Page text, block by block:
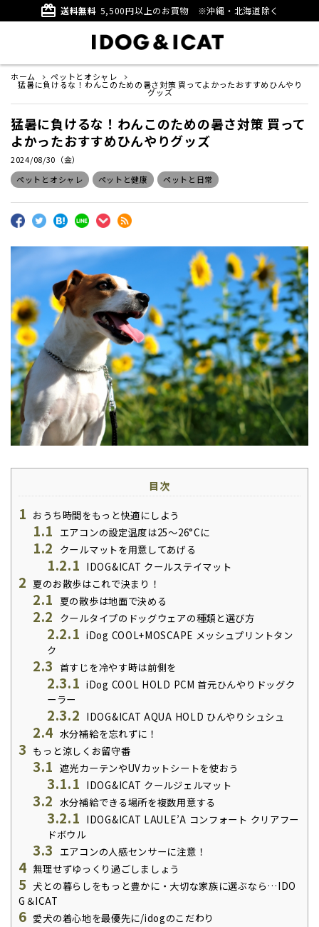
card_giftcard 送料無料 5,500円以上のお買物 ※沖縄・北海道除く
ホーム ペットとオシャレ
猛暑に負けるな！わんこのための暑さ対策 買ってよかったおすすめひんやり
グッズ
猛暑に負けるな！わんこのための暑さ対策 買って
よかったおすすめひんやりグッズ
2024/08/30（金）
ペットとオシャレ
ペットと健康 ペットと日常
目次
1 おうち時間をもっと快適にしよう
1.1 エアコンの設定温度は25〜26°Cに
1.2 クールマットを用意してあげる
1.2.1 IDOG&ICAT クールステイマット
2 夏のお散歩はこれで決まり！
2.1 夏の散歩は地面で決める
2.2 クールタイプのドッグウェアの種類と選び方
2.2.1 iDog COOL+MOSCAPE メッシュプリントタン
ク
2.3 首すじを冷やす時は前側を
2.3.1 iDog COOL HOLD PCM 首元ひんやりドッグク
ーラー
2.3.2 IDOG&ICAT AQUA HOLD ひんやりシュシュ
2.4 水分補給を忘れずに！
3 もっと涼しくお留守番
3.1 遮光カーテンやUVカットシートを使おう
3.1.1 IDOG&ICAT クールジェルマット
3.2 水分補給できる場所を複数用意する
3.2.1 IDOG&ICAT LAULE’A コンフォート クリアフー
ドボウル
3.3 エアコンの人感センサーに注意！
4 無理せずゆっくり過ごしましょう
5 犬との暮らしをもっと豊かに・大切な家族に選ぶなら…IDO
G＆ICAT
6 愛犬の着心地を最優先に/idogのこだわり